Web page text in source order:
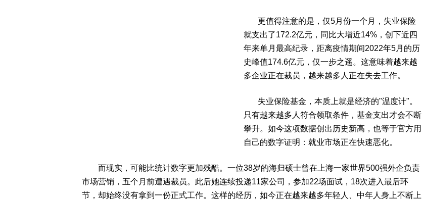
更值得注意的是，仅5月份一个月，失业保险
就支出了172.2亿元，同比大增近14%，创下近四
年来单月最高纪录，距离疫情期间2022年5月的历
史峰值174.6亿元，仅一步之遥。这意味着越来越
多企业正在裁员，越来越多人正在失去工作。
失业保险基金，本质上就是经济的"温度计"。
只有越来越多人符合领取条件，基金支出才会不断
攀升。如今这项数据创出历史新高，也等于官方用
自己的数字证明：就业市场正在快速恶化。
而现实，可能比统计数字更加残酷。一位38岁的海归硕士曾在上海一家世界500强外企负责
市场营销，五个月前遭遇裁员。此后她连续投递11家公司，参加22场面试，18次进入最后环
节，却始终没有拿到一份正式工作。这样的经历，如今正在越来越多年轻人、中年人身上不断上